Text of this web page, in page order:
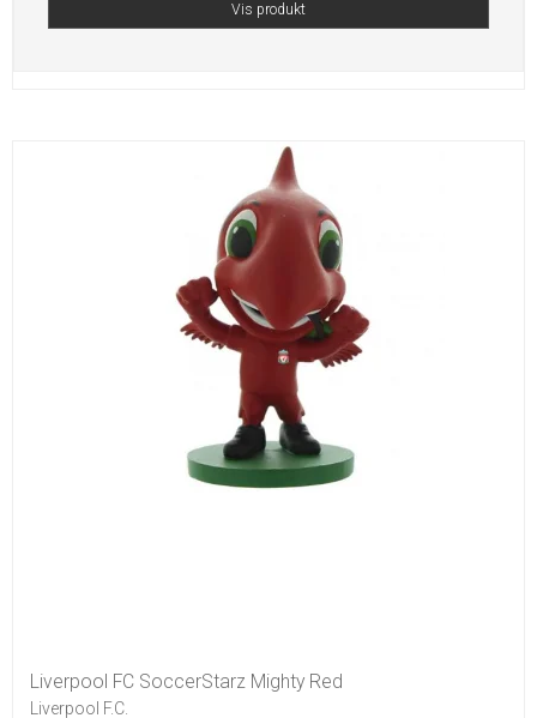
Vis produkt
Liverpool FC SoccerStarz Mighty Red
Liverpool F.C.